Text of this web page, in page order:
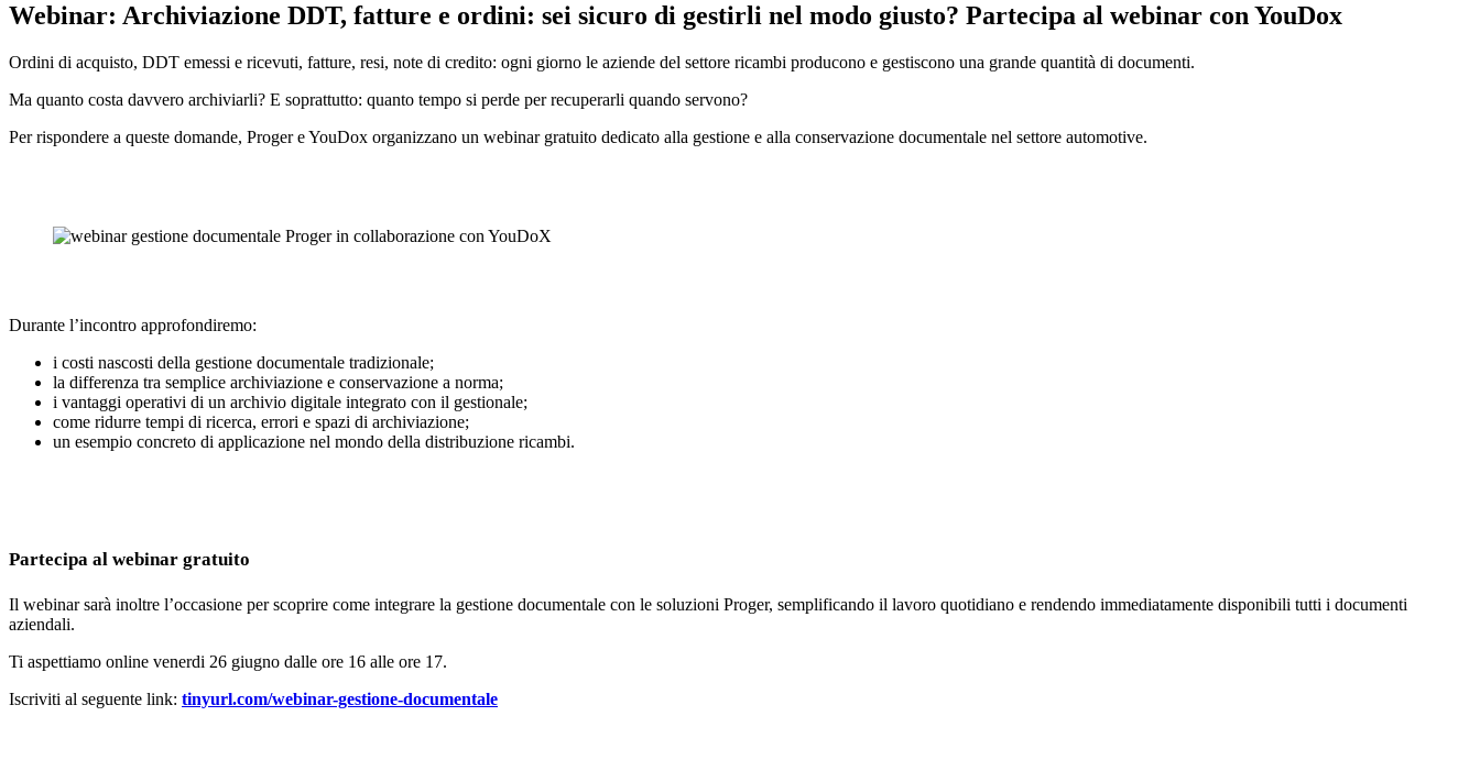
Webinar: Archiviazione DDT, fatture e ordini: sei sicuro di gestirli nel modo giusto? Partecipa al webinar con YouDox
Ordini di acquisto, DDT emessi e ricevuti, fatture, resi, note di credito: ogni giorno le aziende del settore ricambi producono e gestiscono una grande quantità di documenti.
Ma quanto costa davvero archiviarli? E soprattutto: quanto tempo si perde per recuperarli quando servono?
Per rispondere a queste domande, Proger e YouDox organizzano un webinar gratuito dedicato alla gestione e alla conservazione documentale nel settore automotive.
Durante l’incontro approfondiremo:
i costi nascosti della gestione documentale tradizionale;
la differenza tra semplice archiviazione e conservazione a norma;
i vantaggi operativi di un archivio digitale integrato con il gestionale;
come ridurre tempi di ricerca, errori e spazi di archiviazione;
un esempio concreto di applicazione nel mondo della distribuzione ricambi.
Partecipa al webinar gratuito
Il webinar sarà inoltre l’occasione per scoprire come integrare la gestione documentale con le soluzioni Proger, semplificando il lavoro quotidiano e rendendo immediatamente disponibili tutti i documenti
aziendali.
Ti aspettiamo online venerdi 26 giugno dalle ore 16 alle ore 17.
Iscriviti al seguente link: tinyurl.com/webinar-gestione-documentale